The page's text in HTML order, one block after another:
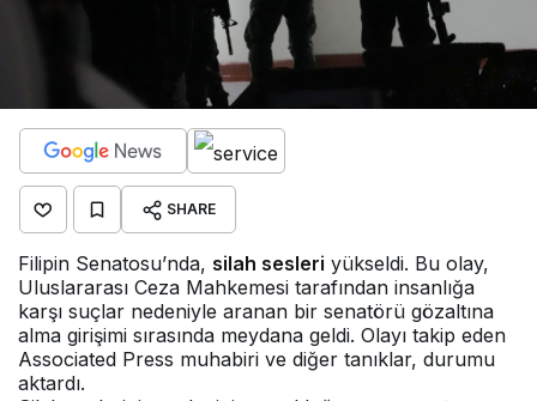
SHARE
Filipin Senatosu’nda, silah sesleri yükseldi. Bu olay,
Uluslararası Ceza Mahkemesi tarafından insanlığa
karşı suçlar nedeniyle aranan bir senatörü gözaltına
alma girişimi sırasında meydana geldi. Olayı takip eden
Associated Press muhabiri ve diğer tanıklar, durumu
aktardı.